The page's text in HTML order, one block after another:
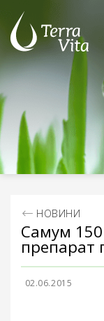
content
НОВИНИ
Самум
препарат
02.06.2015